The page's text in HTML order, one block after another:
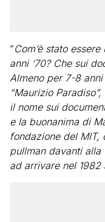
“Com’è stato
anni ‘70? Che sui
Almeno per 7-8
“Maurizio
il nome sui
e la buonanima di
fondazione del MIT,
pullman davanti alla
ad arrivare nel 1982